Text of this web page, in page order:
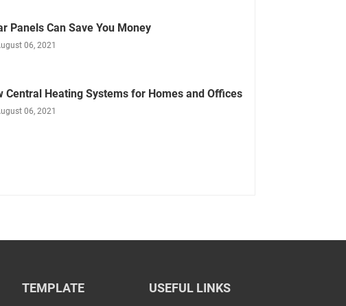
Panels Can Save You Money
06, 2021
Central Heating Systems for Homes and Offices
06, 2021
TEMPLATE USEFUL LINKS